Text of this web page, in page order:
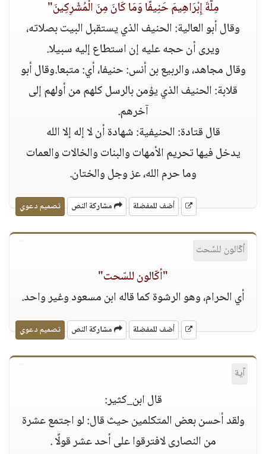
مِلَّةَ إِبْرَاهِيمَ حَنِيفًا وَمَا كَانَ مِنَ الْمُشْرِكِينَ"
وقال أبو العالية: الحنيف الذي يستقبل البيت بصلاته،
ويرى أن حجه عليه إن استطاع إليه سبيلا.
وقال مجاهد، والربيع بن أنس: حنيفا، أي: متبعا.وقال أبو
قلابة: الحنيف الذي يؤمن بالرسل كلهم من أولهم إلى
آخرهم.
قال قتادة: الحنيفية: شهادة أن لا إله إلا الله
يدخل فيها تحريم الأمهات والبنات والخالات والعمات
وما حرم الله، عز وجل والختان.
أضف للمفضلة مشاركة النص تصميم دعوي
أكّالون للسّحت
"أكّالون للسّحت"
أي الحرام، وهو الرشوة كما قاله ابن مسعود وغير واحد.
أضف للمفضلة مشاركة النص تصميم دعوي
آية
قال ابن_كثير:
ولقد أحسن بعض المتكلمين حيث قال: لو اجتمع عشرة
من النصارى لافترقوا على أحد عشر قولًا .